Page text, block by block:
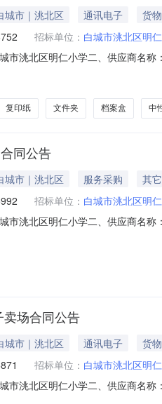
城市｜洮北区 通讯电子
货物
招标单位： 白城市洮北区明
市洮北区明仁小学二、供应商名
笔记本晨光/MGAPYJY550
复印纸 文件夹 档案盒 中
同公告
城市｜洮北区 服务采购
其它
招标单位： 白城市洮北区明
市洮北区明仁小学二、供应商名
务要求或标的基本概况：七、其
场合同公告
城市｜洮北区 通讯电子
货物
招标单位： 白城市洮北区明
市洮北区明仁小学二、供应商名